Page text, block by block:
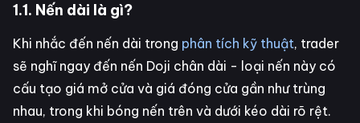
1.1. Nến dài là gì?
Khi nhắc đến nến dài trong phân tích kỹ thuật, trader
sẽ nghĩ ngay đến nến Doji chân dài - loại nến này có
cấu tạo giá mở cửa và giá đóng cửa gần như trùng
nhau, trong khi bóng nến trên và dưới kéo dài rõ rệt.